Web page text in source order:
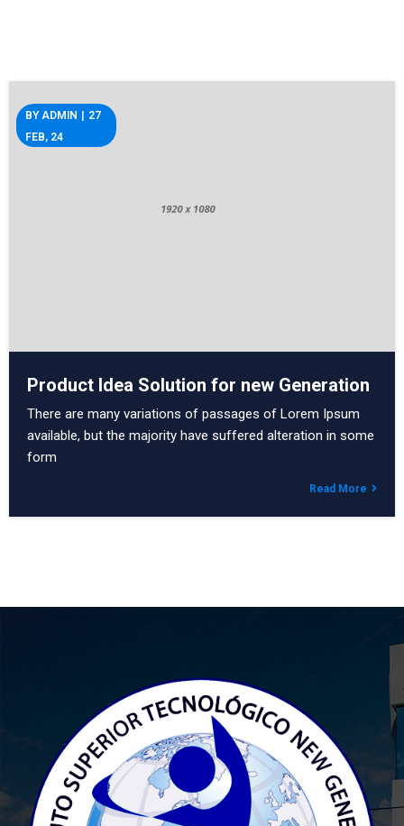
Product Idea Solution for new Generation
BYADMIN
27
FEB, 24
There are many variations of passages of Lorem Ipsum
available, but the majority have suffered alteration in some
form
Read More